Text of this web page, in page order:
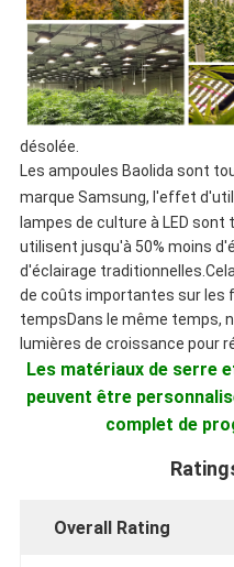
désolée.
Les ampoules Baolida sont
marque Samsung, l'effet
lampes de culture à LED
utilisent jusqu'à 50% moins
d'éclairage
de coûts importantes sur les
tempsDans le même temps,
lumières de croissance pour
Les matériaux de serre
peuvent être
complet de
Overall Rating